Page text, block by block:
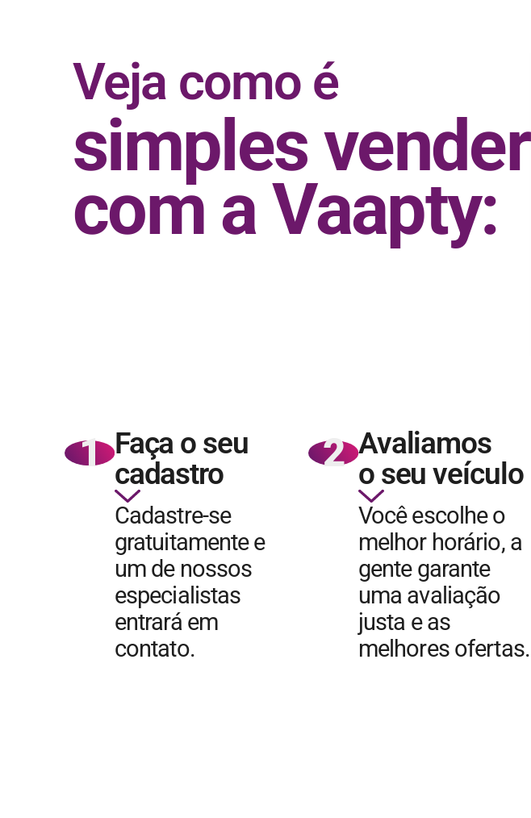
Veja como é
simples vender
com a Vaapty:
1 Faça o seu
cadastro
Cadastre-se
gratuitamente e
um de nossos
especialistas
entrará em
contato.
2 Avaliamos
o seu veículo
Você escolhe o
melhor horário, a
gente garante
uma avaliação
justa e as
melhores ofertas.